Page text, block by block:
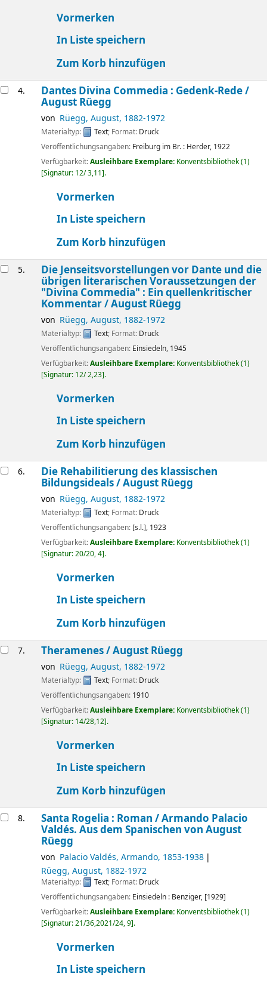
Vormerken
In Liste speichern
Zum Korb hinzufügen
4. Dantes Divina Commedia : Gedenk-Rede /
August Rüegg
von Rüegg, August, 1882-1972
Materialtyp: Text; Format: Druck
Veröffentlichungsangaben: Freiburg im Br. : Herder, 1922
Verfügbarkeit:Ausleihbare Exemplare: Konventsbibliothek(1)
Signatur: 12/ 3,11 .
Vormerken
In Liste speichern
Zum Korb hinzufügen
5. Die Jenseitsvorstellungen vor Dante und die
übrigen literarischen Voraussetzungen der
"Divina Commedia" : Ein quellenkritischer
Kommentar /August Rüegg
von Rüegg, August, 1882-1972
Materialtyp: Text; Format: Druck
Veröffentlichungsangaben: Einsiedeln, 1945
Verfügbarkeit:Ausleihbare Exemplare: Konventsbibliothek(1)
Signatur: 12/ 2,23 .
Vormerken
In Liste speichern
Zum Korb hinzufügen
6. Die Rehabilitierung des klassischen
Bildungsideals /August Rüegg
von Rüegg, August, 1882-1972
Materialtyp: Text; Format: Druck
Veröffentlichungsangaben: [s.l.], 1923
Verfügbarkeit:Ausleihbare Exemplare: Konventsbibliothek(1)
Signatur:20/20, 4 .
Vormerken
In Liste speichern
Zum Korb hinzufügen
7. Theramenes /August Rüegg
von Rüegg, August, 1882-1972
Materialtyp: Text; Format: Druck
Veröffentlichungsangaben: 1910
Verfügbarkeit:Ausleihbare Exemplare: Konventsbibliothek(1)
Signatur: 14/28,12 .
Vormerken
In Liste speichern
Zum Korb hinzufügen
8. Santa Rogelia : Roman /Armando Palacio
Valdés. Aus dem Spanischen von August
Rüegg
von Palacio Valdés, Armando, 1853-1938
Rüegg, August, 1882-1972
Materialtyp: Text; Format: Druck
Veröffentlichungsangaben: Einsiedeln : Benziger, [1929]
Verfügbarkeit:Ausleihbare Exemplare: Konventsbibliothek(1)
Signatur:21/36,2021/24, 9 .
Vormerken
In Liste speichern